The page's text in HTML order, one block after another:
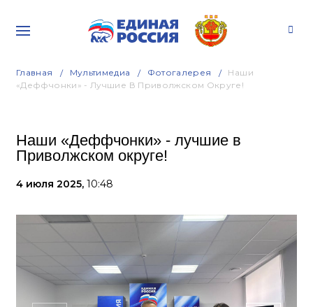
Главная Мультимедиа Фотогалерея
Наши
«Деффчонки» - Лучшие В Приволжском Округе!
Наши «Деффчонки» - лучшие в
Приволжском округе!
4 июля 2025, 10:48